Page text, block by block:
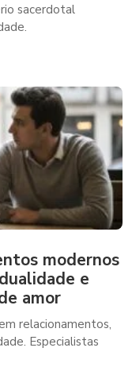
sacerdotal
modernos
e
amor
relacionamentos,
Especialistas